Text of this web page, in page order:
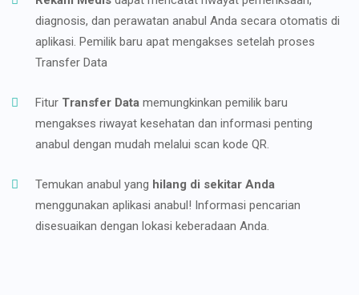
diagnosis, dan perawatan anabul Anda secara otomatis di
aplikasi. Pemilik baru apat mengakses setelah proses
Transfer Data
Fitur Transfer Data memungkinkan pemilik baru
mengakses riwayat kesehatan dan informasi penting
anabul dengan mudah melalui scan kode QR.
Temukan anabul yang hilang di sekitar Anda
menggunakan aplikasi anabul! Informasi pencarian
disesuaikan dengan lokasi keberadaan Anda.